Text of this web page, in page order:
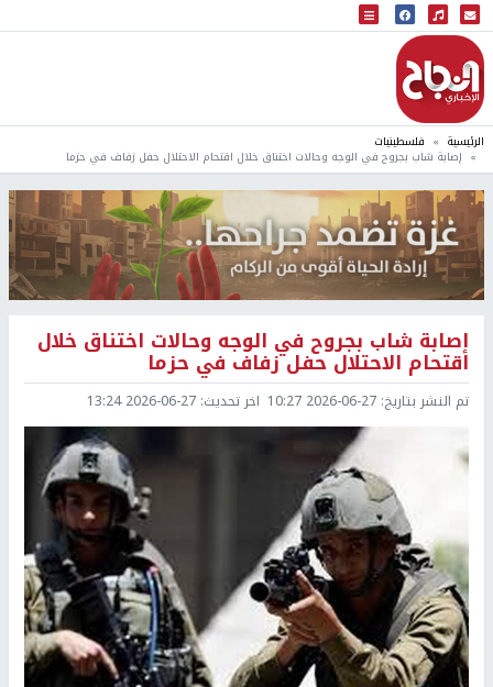
البث المباشر
إذاعة النجاح
الرئيسية فلسطينيات
إصابة شاب بجروح في الوجه وحالات اختناق خلال اقتحام الاحتلال حفل زفاف في حزما
إصابة شاب بجروح في الوجه وحالات اختناق خلال
اقتحام الاحتلال حفل زفاف في حزما
تم النشر بتاريخ: 2026-06-27 10:27 اخر تحديث: 2026-06-27 13:24